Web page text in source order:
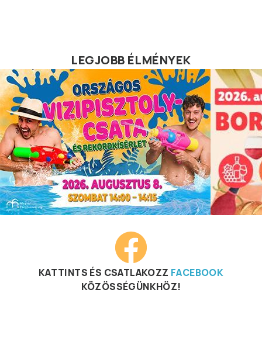
LEGJOBB ÉLMÉNYEK
KATTINTS ÉS CSATLAKOZZ FACEBOOK
KÖZÖSSÉGÜNKHÖZ!